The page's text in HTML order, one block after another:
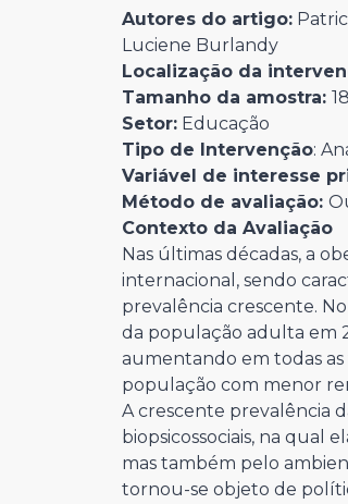
Autores do artigo:
Luciene Burlandy
Localização da
Tamanho da amostra:
Setor: Educação
Tipo de Intervenção:
Variável de interesse
Método de avaliação:
Contexto da Avaliação
Nas últimas décadas, a
internacional, sendo
prevalência crescente. No
da população adulta em
aumentando em todas as
população com menor
A crescente prevalência
biopsicossociais, na qual
mas também pelo
tornou-se objeto de